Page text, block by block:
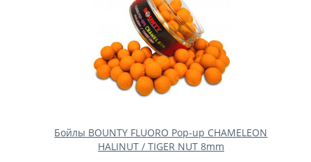
Бойлы BOUNTY FLUORO Pop-up CHAMELEON
HALINUT / TIGER NUT 8mm